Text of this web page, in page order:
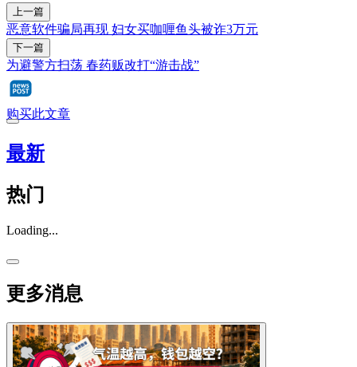
上一篇
恶意软件骗局再现 妇女买咖喱鱼头被诈3万元
下一篇
为避警方扫荡 春药贩改打“游击战”
购买此文章
最新
热门
Loading...
更多消息